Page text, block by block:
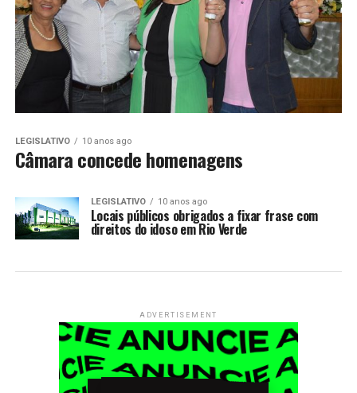
LEGISLATIVO 10 anos ago
Câmara concede homenagens
LEGISLATIVO 10 anos ago
Locais públicos obrigados a fixar frase com
direitos do idoso em Rio Verde
ADVERTISEMENT